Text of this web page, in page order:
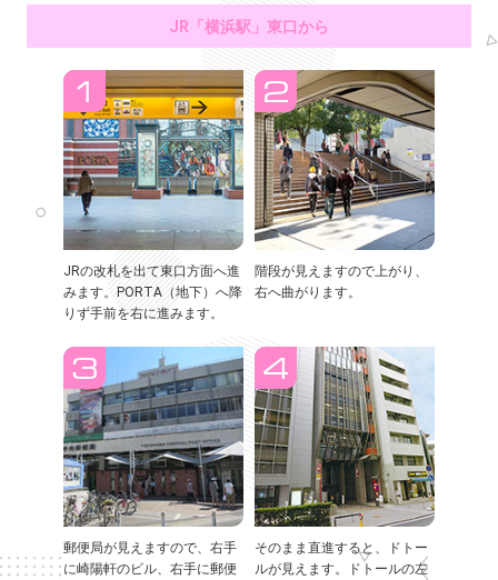
JR「横浜駅」東口から
JRの改札を出て東口方面へ進
みます。PORTA（地下）へ降
りず手前を右に進みます。
階段が見えますので上がり、
右へ曲がります。
郵便局が見えますので、右手
に崎陽軒のビル、右手に郵便
そのまま直進すると、ドトー
ルが見えます。ドトールの左